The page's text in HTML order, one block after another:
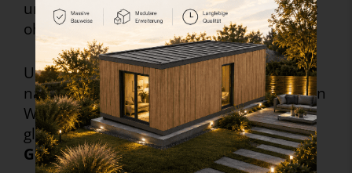
undmaßgeschneiderte Lösungen – ganz
ohne versteckte Kosten.
UnsereTiny House Preise richten sich
nach Größe, Ausstattung und individuellen
Wünschen – dabei bleibt eines immer
gleich:Unsere Qualität „Made in
Germany“.